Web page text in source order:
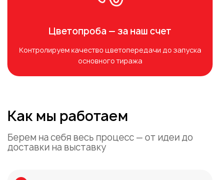
Цветопроба — за наш счет
Контролируем качество цветопередачи до запуска
основного тиража
Как мы работаем
Берем на себя весь процесс — от идеи до
доставки на выставку